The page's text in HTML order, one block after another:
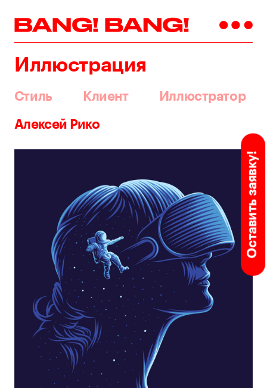
Иллюстрация
Стиль Клиент Иллюстратор
Оставить заявку!
Алексей Рико